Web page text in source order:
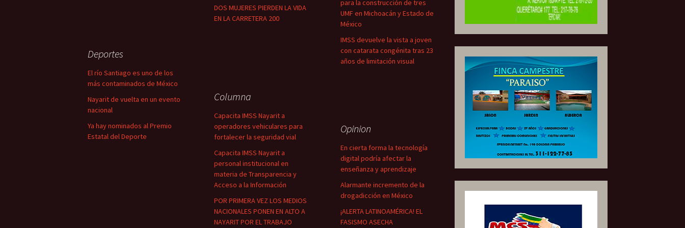
DOS MUJERES PIERDEN LA VIDA
EN LA CARRETERA 200
para la construcción de tres
UMF en Michoacán y Estado de
México
IMSS devuelve la vista a joven
con catarata congénita tras 23
años de limitación visual
Deportes
El río Santiago es uno de los
más contaminados de México
Nayarit de vuelta en un evento
nacional
Ya hay nominados al Premio
Estatal del Deporte
Columna
Capacita IMSS Nayarit a
operadores vehiculares para
fortalecer la seguridad vial
Capacita IMSS Nayarit a
personal institucional en
materia de Transparencia y
Acceso a la Información
POR PRIMERA VEZ LOS MEDIOS
NACIONALES PONEN EN ALTO A
NAYARIT POR EL TRABAJO
Opinion
En cierta forma la tecnología
digital podría afectar la
enseñanza y aprendizaje
Alarmante incremento de la
drogadicción en México
¡ALERTA LATINOAMÉRICA! EL
FASISMO ASECHA